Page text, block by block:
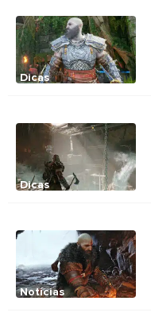
Dicas
Dicas
Notícias